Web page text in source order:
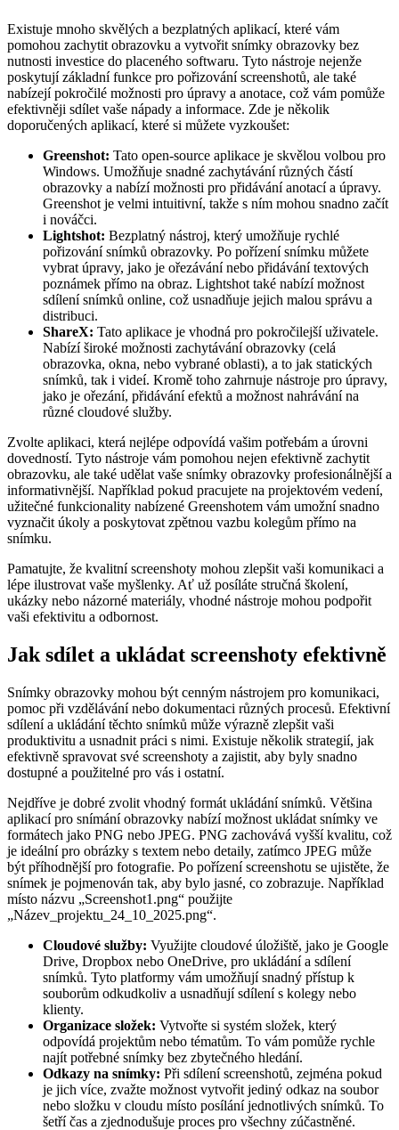
Existuje mnoho skvělých a bezplatných aplikací, které vám
pomohou zachytit obrazovku a vytvořit snímky obrazovky bez
nutnosti investice do placeného softwaru. Tyto nástroje nejenže
poskytují základní funkce pro pořizování screenshotů, ale také
nabízejí pokročilé možnosti pro úpravy a anotace, což vám pomůže
efektivněji sdílet vaše nápady a informace. Zde je několik
doporučených aplikací, které si můžete vyzkoušet:
Greenshot: Tato open-source aplikace je skvělou volbou pro
Windows. Umožňuje snadné zachytávání různých částí
obrazovky a nabízí možnosti pro přidávání anotací a úpravy.
Greenshot je velmi intuitivní, takže s ním mohou snadno začít
i nováčci.
Lightshot: Bezplatný nástroj, který umožňuje rychlé
pořizování snímků obrazovky. Po pořízení snímku můžete
vybrat úpravy, jako je ořezávání nebo přidávání textových
poznámek přímo na obraz. Lightshot také nabízí možnost
sdílení snímků online, což usnadňuje jejich malou správu a
distribuci.
ShareX: Tato aplikace je vhodná pro pokročilejší uživatele.
Nabízí široké možnosti zachytávání obrazovky (celá
obrazovka, okna, nebo vybrané oblasti), a to jak statických
snímků, tak i videí. Kromě toho zahrnuje nástroje pro úpravy,
jako je ořezání, přidávání efektů a možnost nahrávání na
různé cloudové služby.
Zvolte aplikaci, která nejlépe odpovídá vašim potřebám a úrovni
dovedností. Tyto nástroje vám pomohou nejen efektivně zachytit
obrazovku, ale také udělat vaše snímky obrazovky profesionálnější a
informativnější. Například pokud pracujete na projektovém vedení,
užitečné funkcionality nabízené Greenshotem vám umožní snadno
vyznačit úkoly a poskytovat zpětnou vazbu kolegům přímo na
snímku.
Pamatujte, že kvalitní screenshoty mohou zlepšit vaši komunikaci a
lépe ilustrovat vaše myšlenky. Ať už posíláte stručná školení,
ukázky nebo názorné materiály, vhodné nástroje mohou podpořit
vaši efektivitu a odbornost.
Jak sdílet a ukládat screenshoty efektivně
Snímky obrazovky mohou být cenným nástrojem pro komunikaci,
pomoc při vzdělávání nebo dokumentaci různých procesů. Efektivní
sdílení a ukládání těchto snímků může výrazně zlepšit vaši
produktivitu a usnadnit práci s nimi. Existuje několik strategií, jak
efektivně spravovat své screenshoty a zajistit, aby byly snadno
dostupné a použitelné pro vás i ostatní.
Nejdříve je dobré zvolit vhodný formát ukládání snímků. Většina
aplikací pro snímání obrazovky nabízí možnost ukládat snímky ve
formátech jako PNG nebo JPEG. PNG zachovává vyšší kvalitu, což
je ideální pro obrázky s textem nebo detaily, zatímco JPEG může
být příhodnější pro fotografie. Po pořízení screenshotu se ujistěte, že
snímek je pojmenován tak, aby bylo jasné, co zobrazuje. Například
místo názvu „Screenshot1.png“ použijte
„Název_projektu_24_10_2025.png“.
Cloudové služby: Využijte cloudové úložiště, jako je Google
Drive, Dropbox nebo OneDrive, pro ukládání a sdílení
snímků. Tyto platformy vám umožňují snadný přístup k
souborům odkudkoliv a usnadňují sdílení s kolegy nebo
klienty.
Organizace složek: Vytvořte si systém složek, který
odpovídá projektům nebo tématům. To vám pomůže rychle
najít potřebné snímky bez zbytečného hledání.
Odkazy na snímky: Při sdílení screenshotů, zejména pokud
je jich více, zvažte možnost vytvořit jediný odkaz na soubor
nebo složku v cloudu místo posílání jednotlivých snímků. To
šetří čas a zjednodušuje proces pro všechny zúčastněné.